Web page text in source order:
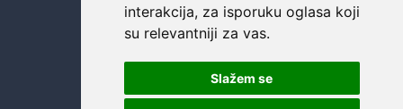
interakcija, za isporuku oglasa koji
su relevantniji za vas.
Slažem se